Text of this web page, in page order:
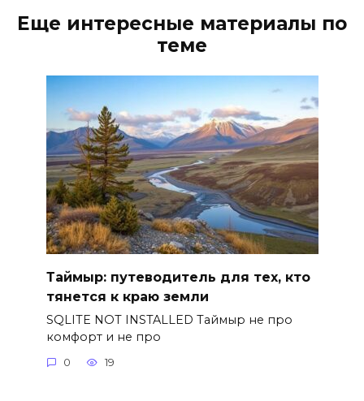
Еще интересные материалы по
теме
Таймыр: путеводитель для тех, кто
тянется к краю земли
SQLITE NOT INSTALLED Таймыр не про
комфорт и не про
0 19